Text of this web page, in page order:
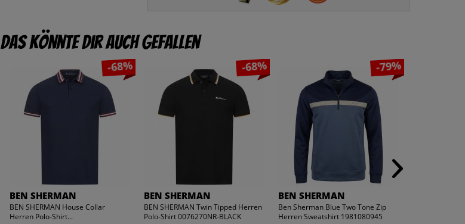
Das könnte dir auch gefallen
-68%
BEN SHERMAN
BEN SHERMAN House Collar
Herren Polo-Shirt...
-68%
BEN SHERMAN
BEN SHERMAN Twin Tipped Herren
Polo-Shirt 0076270NR-BLACK
-79%
BEN SHERMAN
Ben Sherman Blue Two Tone Zip
Herren Sweatshirt 1981080945